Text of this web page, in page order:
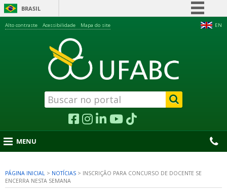
BRASIL
Acesso à informação
Legislação
Canais
EN
Alto contraste Acessibilidade Mapa do site
MENU
PÁGINA INICIAL > NOTÍCIAS > INSCRIÇÃO PARA CONCURSO DE DOCENTE SE
ENCERRA NESTA SEMANA